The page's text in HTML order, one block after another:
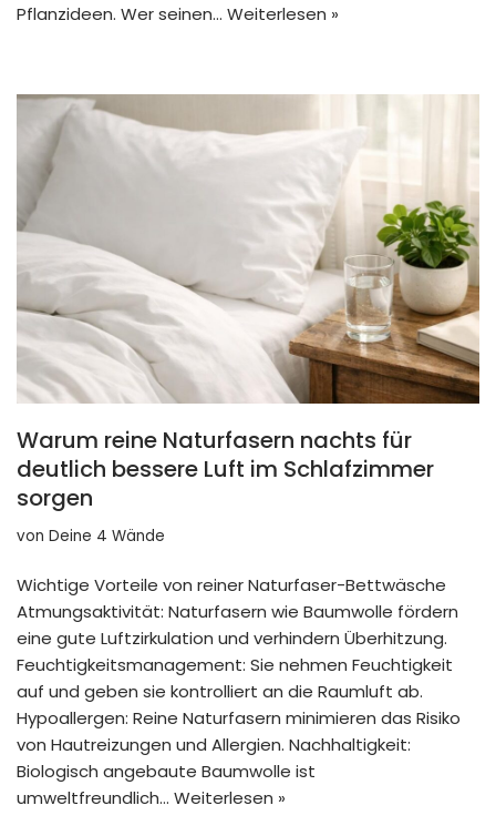
Pflanzideen. Wer seinen… Weiterlesen »
Warum reine Naturfasern nachts für
deutlich bessere Luft im Schlafzimmer
sorgen
von Deine 4 Wände
Wichtige Vorteile von reiner Naturfaser-Bettwäsche
Atmungsaktivität: Naturfasern wie Baumwolle fördern
eine gute Luftzirkulation und verhindern Überhitzung.
Feuchtigkeitsmanagement: Sie nehmen Feuchtigkeit
auf und geben sie kontrolliert an die Raumluft ab.
Hypoallergen: Reine Naturfasern minimieren das Risiko
von Hautreizungen und Allergien. Nachhaltigkeit:
Biologisch angebaute Baumwolle ist
umweltfreundlich… Weiterlesen »